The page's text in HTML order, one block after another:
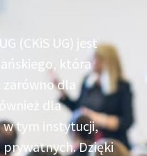
(CKiS UG) jest
która
zarówno dla
dla
tym instytucji,
Dzięki